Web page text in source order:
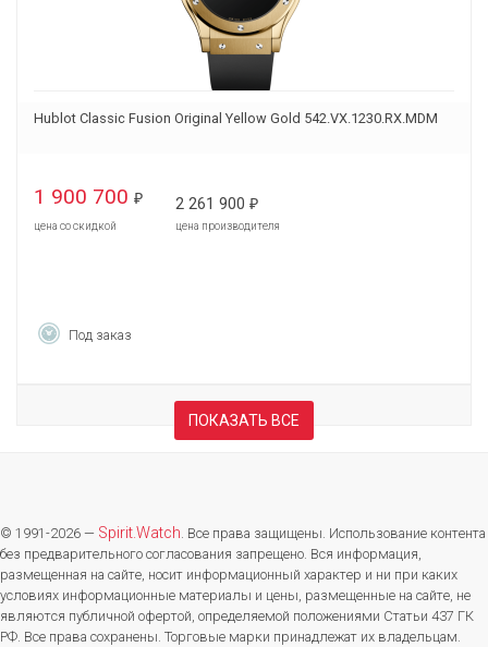
Hublot Classic Fusion Original Yellow Gold 542.VX.1230.RX.MDM
1 900 700 ₽
цена со скидкой
2 261 900 ₽
цена производителя
Под заказ
ПОКАЗАТЬ ВСЕ
© 1991-2026 — Spirit.Watch. Все права защищены. Использование контента
без предварительного согласования запрещено. Вся информация,
размещенная на сайте, носит информационный характер и ни при каких
условиях информационные материалы и цены, размещенные на сайте, не
являются публичной офертой, определяемой положениями Статьи 437 ГК
РФ. Все права сохранены. Торговые марки принадлежат их владельцам.